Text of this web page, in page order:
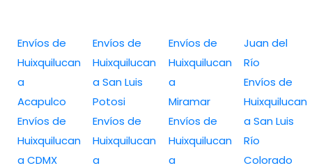
Envíos de
Huixquilucan
a
Acapulco
Envíos de
Huixquilucan
a CDMX
Envíos de
Huixquilucan
a San Luis
Potosi
Envíos de
Huixquilucan
a
Envíos de
Huixquilucan
a
Miramar
Envíos de
Huixquilucan
a
Juan del
Río
Envíos de
Huixquilucan
a San Luis
Río
Colorado